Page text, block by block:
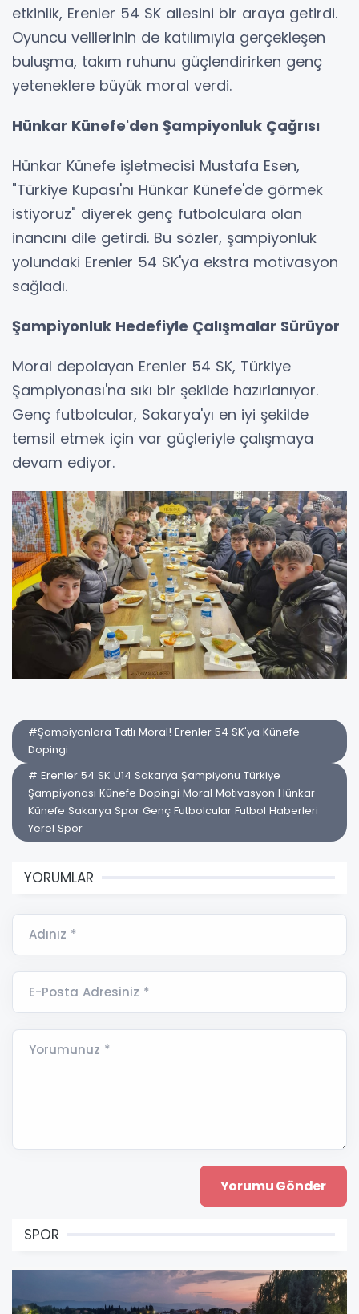
etkinlik, Erenler 54 SK ailesini bir araya getirdi.
Oyuncu velilerinin de katılımıyla gerçekleşen
buluşma, takım ruhunu güçlendirirken genç
yeteneklere büyük moral verdi.
Hünkar Künefe'den Şampiyonluk Çağrısı
Hünkar Künefe işletmecisi Mustafa Esen,
"Türkiye Kupası'nı Hünkar Künefe'de görmek
istiyoruz" diyerek genç futbolculara olan
inancını dile getirdi. Bu sözler, şampiyonluk
yolundaki Erenler 54 SK'ya ekstra motivasyon
sağladı.
Şampiyonluk Hedefiyle Çalışmalar Sürüyor
Moral depolayan Erenler 54 SK, Türkiye
Şampiyonası'na sıkı bir şekilde hazırlanıyor.
Genç futbolcular, Sakarya'yı en iyi şekilde
temsil etmek için var güçleriyle çalışmaya
devam ediyor.
#Şampiyonlara Tatlı Moral! Erenler 54 SK'ya Künefe
Dopingi
# Erenler 54 SK U14 Sakarya Şampiyonu Türkiye
Şampiyonası Künefe Dopingi Moral Motivasyon Hünkar
Künefe Sakarya Spor Genç Futbolcular Futbol Haberleri
Yerel Spor
YORUMLAR
Adınız *
E-Posta Adresiniz *
Yorumunuz *
SPOR